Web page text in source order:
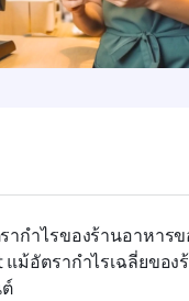
ากำไรของร้านอาหา
ม้อัตรากำไรเฉลี่ยของ